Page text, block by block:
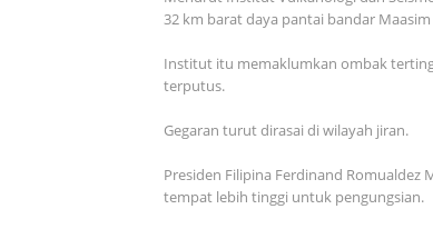
32 km barat daya pantai bandar
Institut itu memaklumkan ombak
terputus.
Gegaran turut dirasai di wilayah jiran.
Presiden Filipina Ferdinand Romualdez
tempat lebih tinggi untuk pengungsian.